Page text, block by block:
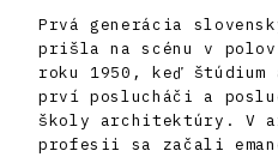
Prvá generácia
prišla na scénu v
roku 1950, keď
prví poslucháči a
školy architektúry. V
profesii sa začali